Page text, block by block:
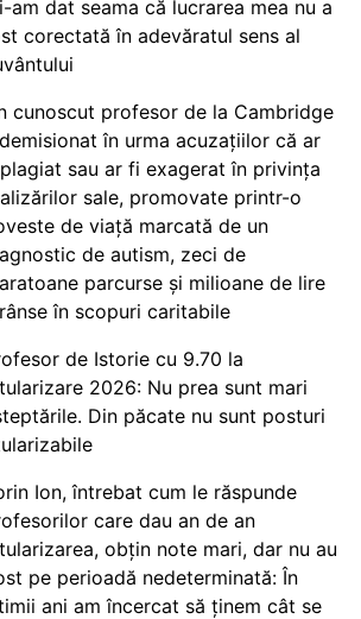
am dat seama că lucrarea mea nu a
corectată în adevăratul sens al
cunoscut profesor de la Cambridge
în urma acuzațiilor că ar
sau ar fi exagerat în privința
sale, promovate printr-o
de viață marcată de un
de autism, zeci de
parcurse și milioane de lire
în scopuri caritabile
de Istorie cu 9.70 la
2026: Nu prea sunt mari
Din păcate nu sunt posturi
Ion, întrebat cum le răspunde
care dau an de an
obțin note mari, dar nu au
pe perioadă nedeterminată: În
ani am încercat să ținem cât se